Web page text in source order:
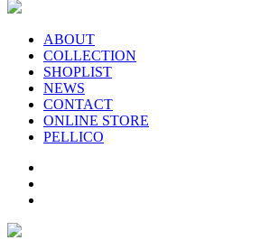
ABOUT
COLLECTION
SHOPLIST
NEWS
CONTACT
ONLINE STORE
PELLICO